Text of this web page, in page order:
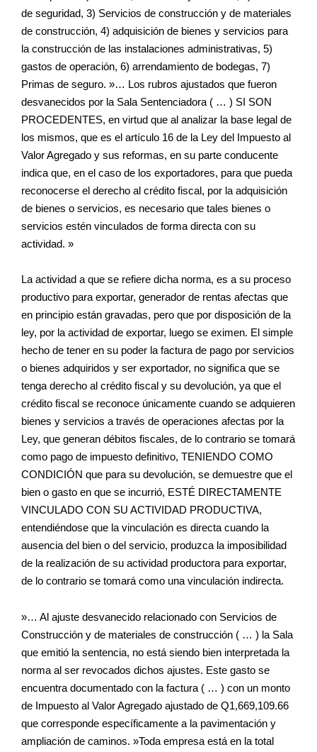
de seguridad, 3) Servicios de construcción y de materiales
de construcción, 4) adquisición de bienes y servicios para
la construcción de las instalaciones administrativas, 5)
gastos de operación, 6) arrendamiento de bodegas, 7)
Primas de seguro. »… Los rubros ajustados que fueron
desvanecidos por la Sala Sentenciadora ( … ) SI SON
PROCEDENTES, en virtud que al analizar la base legal de
los mismos, que es el artículo 16 de la Ley del Impuesto al
Valor Agregado y sus reformas, en su parte conducente
indica que, en el caso de los exportadores, para que pueda
reconocerse el derecho al crédito fiscal, por la adquisición
de bienes o servicios, es necesario que tales bienes o
servicios estén vinculados de forma directa con su
actividad. »
La actividad a que se refiere dicha norma, es a su proceso
productivo para exportar, generador de rentas afectas que
en principio están gravadas, pero que por disposición de la
ley, por la actividad de exportar, luego se eximen. El simple
hecho de tener en su poder la factura de pago por servicios
o bienes adquiridos y ser exportador, no significa que se
tenga derecho al crédito fiscal y su devolución, ya que el
crédito fiscal se reconoce únicamente cuando se adquieren
bienes y servicios a través de operaciones afectas por la
Ley, que generan débitos fiscales, de lo contrario se tomará
como pago de impuesto definitivo, TENIENDO COMO
CONDICIÓN que para su devolución, se demuestre que el
bien o gasto en que se incurrió, ESTÉ DIRECTAMENTE
VINCULADO CON SU ACTIVIDAD PRODUCTIVA,
entendiéndose que la vinculación es directa cuando la
ausencia del bien o del servicio, produzca la imposibilidad
de la realización de su actividad productora para exportar,
de lo contrario se tomará como una vinculación indirecta.
»… Al ajuste desvanecido relacionado con Servicios de
Construcción y de materiales de construcción ( … ) la Sala
que emitió la sentencia, no está siendo bien interpretada la
norma al ser revocados dichos ajustes. Este gasto se
encuentra documentado con la factura ( … ) con un monto
de Impuesto al Valor Agregado ajustado de Q1,669,109.66
que corresponde específicamente a la pavimentación y
ampliación de caminos. »Toda empresa está en la total